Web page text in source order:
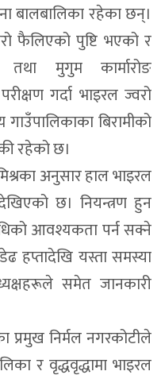
बालबालिका रहेका छन्।
फैलिएको पुष्टि भएको र
तथा मुगुम कार्मारोङ
गर्दा भाइरल ज्वरो
बिरामीको
रहेको छ।
अनुसार हाल भाइरल
छ। नियन्त्रण हुन
आवश्यकता पर्न सक्ने
हप्तादेखि यस्ता समस्या
समेत जानकारी
प्रमुख निर्मल नगरकोटीले
र वृद्धवृद्धामा भाइरल